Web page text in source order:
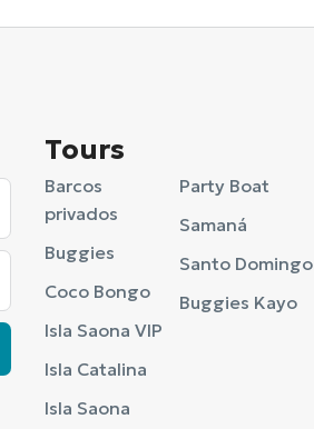
Tours
Barcos
privados
Buggies
Coco Bongo
Isla Saona VIP
Isla Catalina
Isla Saona
Party Boat
Samaná
Santo Domingo
Buggies Kayo